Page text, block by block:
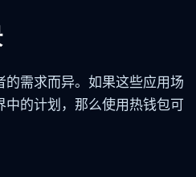
需求而异。如果这些应用场
的计划，那么使用热钱包可